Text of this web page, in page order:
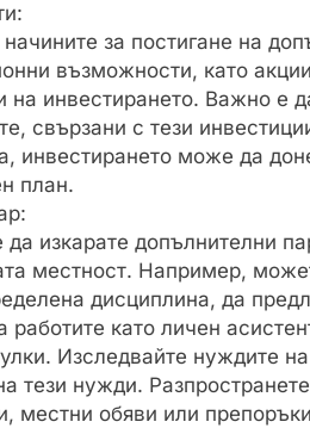
за постигане на
възможности, като
на инвестирането. Важно е
свързани с тези
инвестирането може да
план.
изкарате допълнителни
местност. Например,
дисциплина, да
като личен
Изследвайте нуждите
тези нужди.
местни обяви или